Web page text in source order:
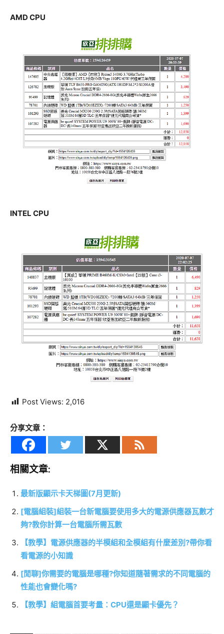
AMD CPU
INTEL CPU
Post Views: 2,016
分享文章：
相關文章:
最新版顯示卡天梯圖(7月更新)
[電腦組裝]組裝一台新電腦要使用多大的電源供應器瓦數才
夠?教你計算一台電腦所需瓦數
【教學】電源供應器的半模組和全模組有什麼差別?帶你看
看電源的小知識
[閒聊]你需要的電腦是哪種?你知道隨著需求的不同電腦的
性能也會變化嗎?
【教學】組電腦首要考量：CPU還是顯卡優先？